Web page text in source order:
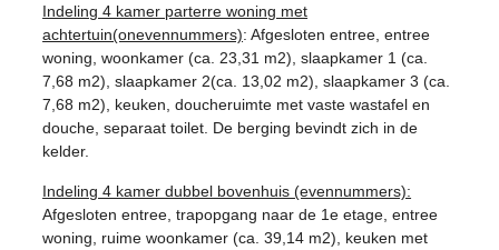
Indeling 4 kamer parterre woning met
achtertuin(onevennummers): Afgesloten entree, entree
woning, woonkamer (ca. 23,31 m2), slaapkamer 1 (ca.
7,68 m2), slaapkamer 2(ca. 13,02 m2), slaapkamer 3 (ca.
7,68 m2), keuken, doucheruimte met vaste wastafel en
douche, separaat toilet. De berging bevindt zich in de
kelder.
Indeling 4 kamer dubbel bovenhuis (evennummers):
Afgesloten entree, trapopgang naar de 1e etage, entree
woning, ruime woonkamer (ca. 39,14 m2), keuken met